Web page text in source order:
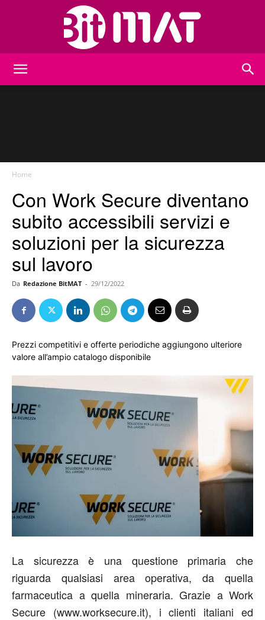
Home
Con Work Secure diventano
subito accessibili servizi e
soluzioni per la sicurezza
sul lavoro
Da Redazione BitMAT - 29/12/2022
Prezzi competitivi e offerte periodiche aggiungono ulteriore
valore all’ampio catalogo disponibile
La sicurezza è una questione primaria che
riguarda qualsiasi area operativa, da quella
farmaceutica a quella mineraria. Grazie a Work
Secure (www.worksecure.it), i clienti italiani ed